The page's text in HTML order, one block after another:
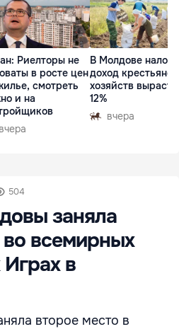
Риелторы не
в росте цен
смотреть
и на
вчера
В Молдове налог
доход
хозяйств
12%
вчера
504
заняла
всемирных
в
второе место в